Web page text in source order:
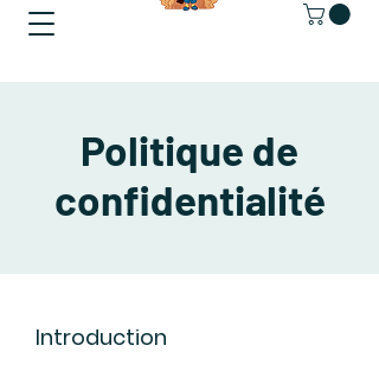
Politique de
confidentialité
Introduction